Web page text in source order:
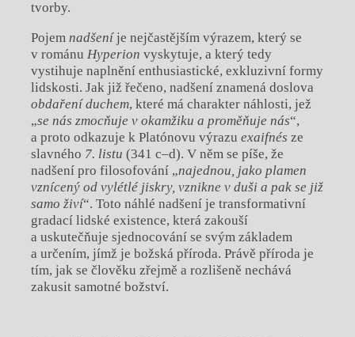
tvorby.
Pojem nadšeníje nejčastějším výrazem, který se
v románu Hyperion vyskytuje, a který tedy
vystihuje naplnění enthusiastické, exkluzivní formy
lidskosti. Jak již řečeno, nadšení znamená doslova
obdaření duchem, které má charakter náhlosti, jež
„se nás zmocňuje v okamžiku a proměňuje nás“,
a proto odkazuje k Platónovu výrazu exaifnés ze
slavného 7. listu (341 c–d). V něm se píše, že
nadšení pro filosofování „najednou, jako plamen
vznícený od vylétlé jiskry, vznikne v duši a pak se již
samo živí“. Toto náhlé nadšení je transformativní
gradací lidské existence, která zakouší
a uskutečňuje sjednocování se svým základem
a určením, jímž je božská příroda. Právě příroda je
tím, jak se člověku zřejmě a rozlišeně nechává
zakusit samotné božství.